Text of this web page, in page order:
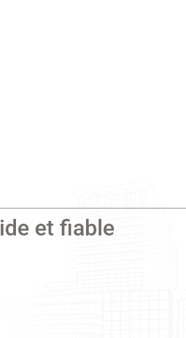
et fiable